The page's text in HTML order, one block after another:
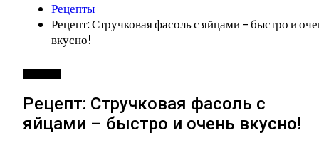
Рецепты
Рецепт: Стручковая фасоль с яйцами – быстро и
вкусно!
Рецепт: Стручковая фасоль с
яйцами – быстро и очень вкусно!